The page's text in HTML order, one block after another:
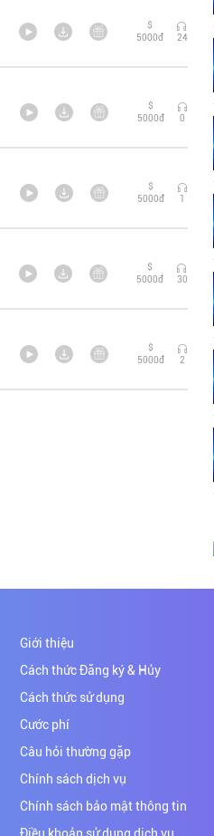
$
5000đ
24
$
5000đ
0
$
5000đ
1
$
5000đ
30
$
5000đ
2
Giới thiệu
Cách thức Đăng ký & Hủy
Cách thức sử dụng
Cước phí
Câu hỏi thường gặp
Chính sách dịch vụ
Chính sách bảo mật thông tin